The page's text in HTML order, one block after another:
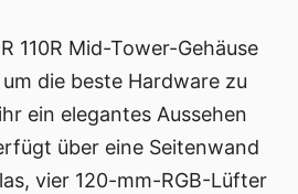
110R Mid-Tower-Gehäuse
die beste Hardware zu
ein elegantes Aussehen
über eine Seitenwand
vier 120-mm-RGB-Lüfter